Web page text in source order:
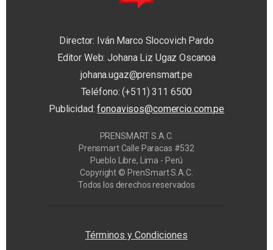
Director: Iván Marco Slocovich Pardo
Editor Web: Johana Liz Ugaz Oscanoa
johana.ugaz@prensmart.pe
Teléfono: (+511) 311 6500
Publicidad:fonoavisos@comercio.com.pe
PRENSMART S.A.C.
Prensmart Calle Paracas #532
Pueblo Libre, Lima - Perú
Copyright © PrenSmart S.A.C.
Todos los derechos reservados
Términos y Condiciones